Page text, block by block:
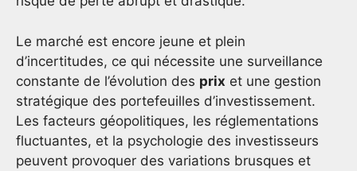
Le marché est encore jeune et plein
d’incertitudes, ce qui nécessite une surveillance
constante de l’évolution des prix et une gestion
stratégique des portefeuilles d’investissement.
Les facteurs géopolitiques, les réglementations
fluctuantes, et la psychologie des investisseurs
peuvent provoquer des variations brusques et